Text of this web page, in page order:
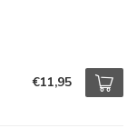
€11,95